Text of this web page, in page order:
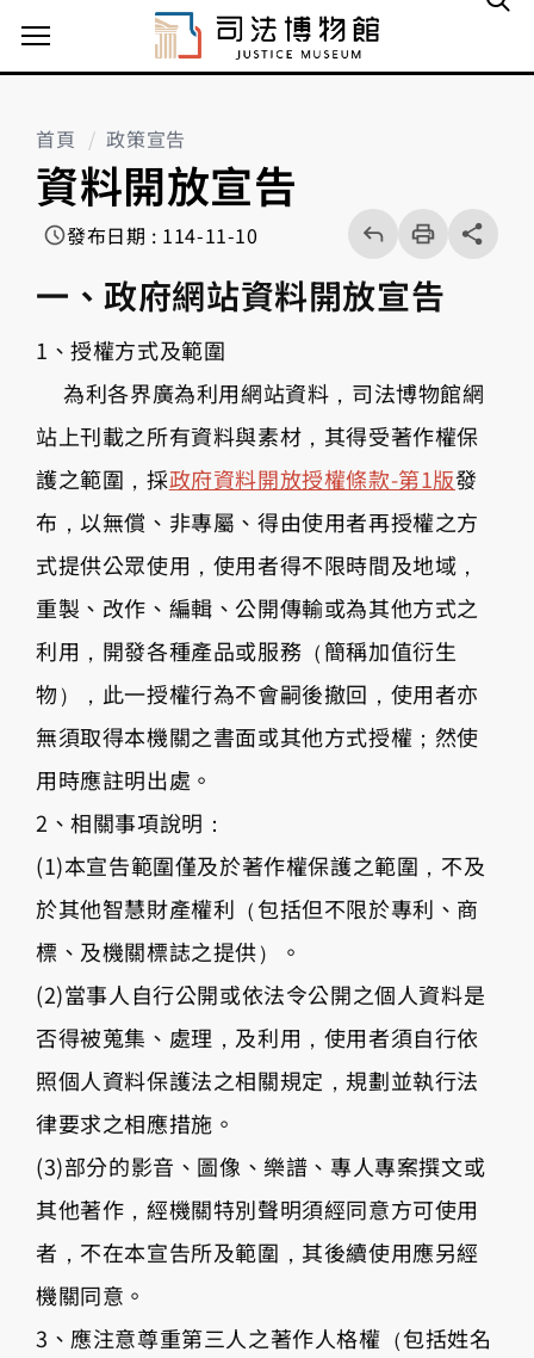
主選單案扭
首頁 政策宣告
資料開放宣告
發布日期 : 114-11-10
回
上
一
頁
列
印
share分享按
一、政府網站資料開放宣告
1、授權方式及範圍
為利各界廣為利用網站資料，司法博物館網
站上刊載之所有資料與素材，其得受著作權保
護之範圍，採政府資料開放授權條款-第1版發
布，以無償、非專屬、得由使用者再授權之方
式提供公眾使用，使用者得不限時間及地域，
重製、改作、編輯、公開傳輸或為其他方式之
利用，開發各種產品或服務（簡稱加值衍生
物），此一授權行為不會嗣後撤回，使用者亦
無須取得本機關之書面或其他方式授權；然使
用時應註明出處。
2、相關事項說明：
(1)本宣告範圍僅及於著作權保護之範圍，不及
於其他智慧財產權利（包括但不限於專利、商
標、及機關標誌之提供）。
(2)當事人自行公開或依法令公開之個人資料是
否得被蒐集、處理，及利用，使用者須自行依
照個人資料保護法之相關規定，規劃並執行法
律要求之相應措施。
(3)部分的影音、圖像、樂譜、專人專案撰文或
其他著作，經機關特別聲明須經同意方可使用
者，不在本宣告所及範圍，其後續使用應另經
機關同意。
3、應注意尊重第三人之著作人格權（包括姓名